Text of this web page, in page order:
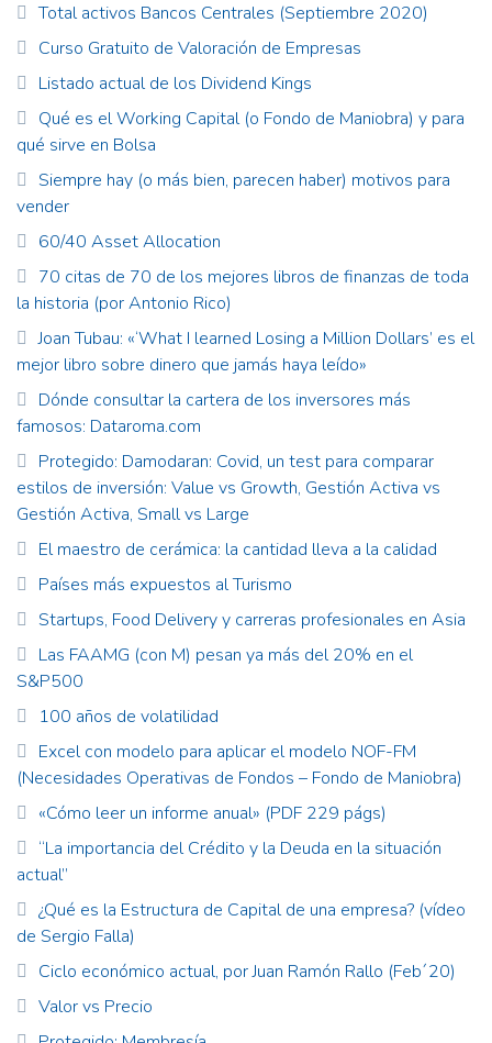
Total activos Bancos Centrales (Septiembre 2020)
Curso Gratuito de Valoración de Empresas
Listado actual de los Dividend Kings
Qué es el Working Capital (o Fondo de Maniobra) y para
qué sirve en Bolsa
Siempre hay (o más bien, parecen haber) motivos para
vender
60/40 Asset Allocation
70 citas de 70 de los mejores libros de finanzas de toda
la historia (por Antonio Rico)
Joan Tubau: «‘What I learned Losing a Million Dollars’ es el
mejor libro sobre dinero que jamás haya leído»
Dónde consultar la cartera de los inversores más
famosos: Dataroma.com
Protegido: Damodaran: Covid, un test para comparar
estilos de inversión: Value vs Growth, Gestión Activa vs
Gestión Activa, Small vs Large
El maestro de cerámica: la cantidad lleva a la calidad
Países más expuestos al Turismo
Startups, Food Delivery y carreras profesionales en Asia
Las FAAMG (con M) pesan ya más del 20% en el
S&P500
100 años de volatilidad
Excel con modelo para aplicar el modelo NOF-FM
(Necesidades Operativas de Fondos – Fondo de Maniobra)
«Cómo leer un informe anual» (PDF 229 págs)
“La importancia del Crédito y la Deuda en la situación
actual”
¿Qué es la Estructura de Capital de una empresa? (vídeo
de Sergio Falla)
Ciclo económico actual, por Juan Ramón Rallo (Feb´20)
Valor vs Precio